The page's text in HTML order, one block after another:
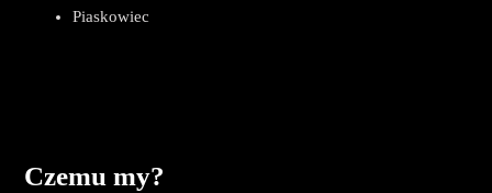
Piaskowiec
Czemu my?